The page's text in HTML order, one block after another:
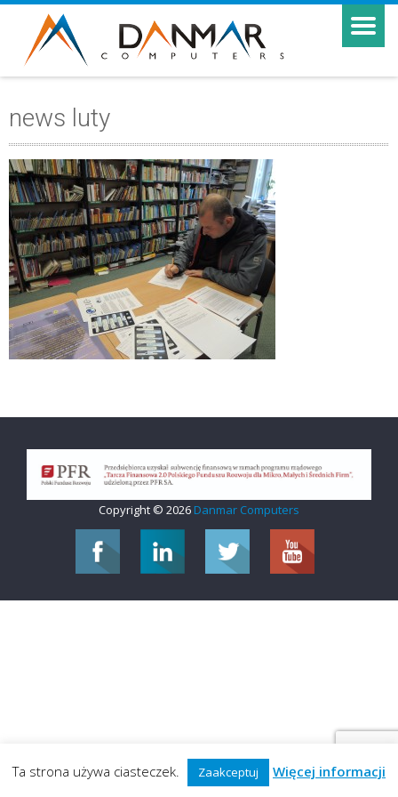
news luty
Copyright © 2026 Danmar Computers
Ta strona używa ciasteczek. Zaakceptuj Więcej informacji